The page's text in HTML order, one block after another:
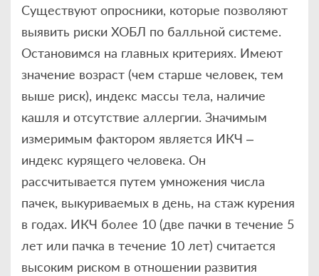
Существуют опросники, которые позволяют
выявить риски ХОБЛ по балльной системе.
Остановимся на главных критериях. Имеют
значение возраст (чем старше человек, тем
выше риск), индекс массы тела, наличие
кашля и отсутствие аллергии. Значимым
измеримым фактором является ИКЧ –
индекс курящего человека. Он
рассчитывается путем умножения числа
пачек, выкуриваемых в день, на стаж курения
в годах. ИКЧ более 10 (две пачки в течение 5
лет или пачка в течение 10 лет) считается
высоким риском в отношении развития